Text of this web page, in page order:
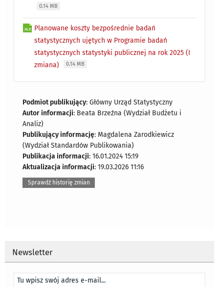
0.14 MB
Planowane koszty bezpośrednie badań
statystycznych ujętych w Programie badań
statystycznych statystyki publicznej na rok 2025 (I
zmiana)
0.14 MB
Podmiot publikujący: Główny Urząd Statystyczny
Autor informacji: Beata Brzeźna (Wydział Budżetu i
Analiz)
Publikujący informację: Magdalena Zarodkiewicz
(Wydział Standardów Publikowania)
Publikacja informacji: 16.01.2024 15:19
Aktualizacja informacji: 19.03.2026 11:16
Sprawdź historię zmian
Newsletter